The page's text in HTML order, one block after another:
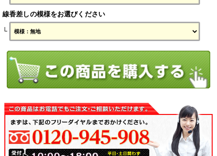
線香差しの模様をお選びください
└